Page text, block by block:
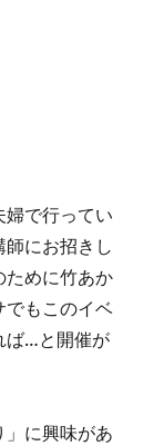
で行ってい
にお招きし
ために竹あか
でもこのイベ
ば…と開催が
に興味があ